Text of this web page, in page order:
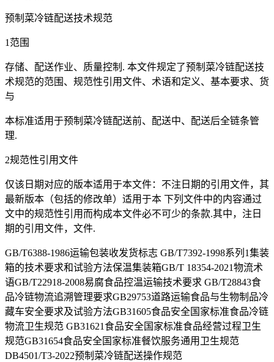
预制菜冷链配送技术规范
1范围
存储、配送作业、质量控制. 本文件规定了预制菜冷链配送技
术规范的范围、规范性引用文件、术语和定义、基本要求、货
与
本标准适用于预制菜冷链配送前、配送中、配送后全链条管
理.
2规范性引用文件
仅该日期对应的版本适用于本文件：不注日期的引用文件，其
最新版本（包括的修改单）适用于本 下列文件中的内容通过
文中的规范性引用而构成本文件必不可少的条款.其中，注日
期的引用文件，文件.
GB/T6388-1986运输包装收发货标志 GB/T7392-1998系列1集装
箱的技术要求和试验方法保温集装箱GB/T 18354-2021物流术
语GB/T22918-2008易腐食品控温运输技术要求 GB/T28843食
品冷链物流追溯管理要求GB29753道路运输食品与生物制品冷
藏车安全要求及试验方法GB31605食品安全国家标准食品冷链
物流卫生规范 GB31621食品安全国家标准食品经营过程卫生
规范GB31654食品安全国家标准餐饮服务通用卫生规范
DB4501/T3-2022预制菜冷链配送操作规范